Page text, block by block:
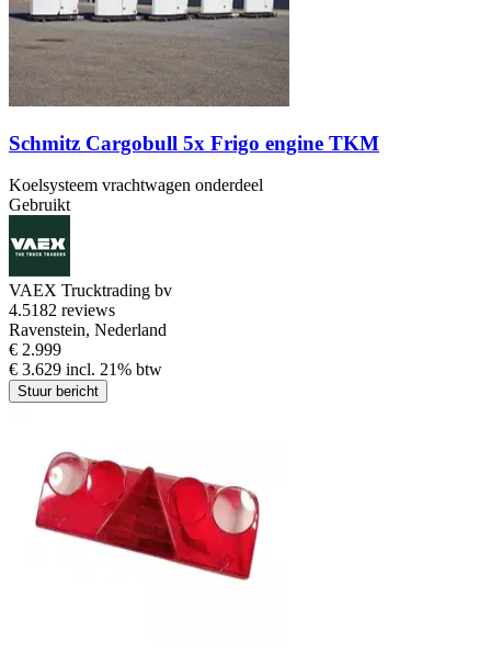
Schmitz Cargobull 5x Frigo engine TKM
Koelsysteem vrachtwagen onderdeel
Gebruikt
VAEX Trucktrading bv
4.5182 reviews
Ravenstein, Nederland
€ 2.999
€ 3.629 incl. 21% btw
Stuur bericht